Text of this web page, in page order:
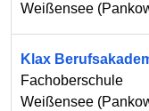
Weißensee (
Klax
Fachoberschule
Weißensee (